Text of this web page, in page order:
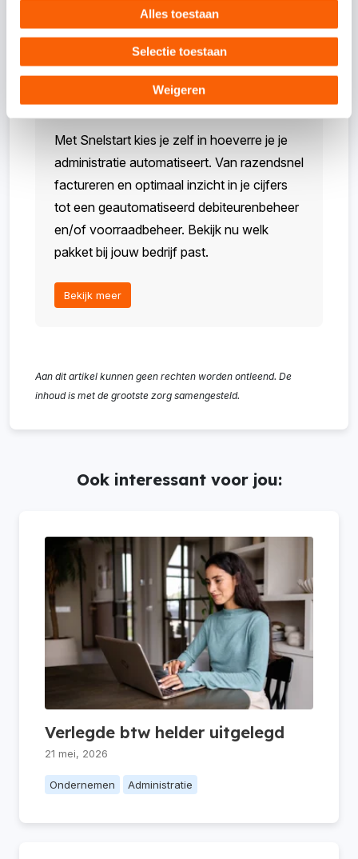
Alles toestaan
Selectie toestaan
Weigeren
in één applicatie.
Slimmer en sneller
boekhouden?
Met Snelstart kies je zelf in hoeverre je je
administratie automatiseert. Van razendsnel
factureren en optimaal inzicht in je cijfers
tot een geautomatiseerd debiteurenbeheer
en/of voorraadbeheer. Bekijk nu welk
pakket bij jouw bedrijf past.
Bekijk meer
Aan dit artikel kunnen geen rechten worden ontleend. De
inhoud is met de grootste zorg samengesteld.
Ook interessant voor jou:
Verlegde btw helder uitgelegd
21 mei, 2026
Ondernemen Administratie